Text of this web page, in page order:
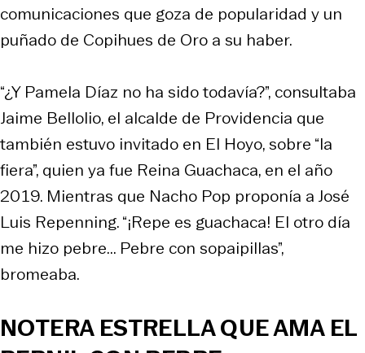
comunicaciones que goza de popularidad y un
puñado de Copihues de Oro a su haber.
“¿Y Pamela Díaz no ha sido todavía?”, consultaba
Jaime Bellolio, el alcalde de Providencia que
también estuvo invitado en El Hoyo, sobre “la
fiera”, quien ya fue Reina Guachaca, en el año
2019. Mientras que Nacho Pop proponía a José
Luis Repenning. “¡Repe es guachaca! El otro día
me hizo pebre... Pebre con sopaipillas”,
bromeaba.
NOTERA ESTRELLA QUE AMA EL